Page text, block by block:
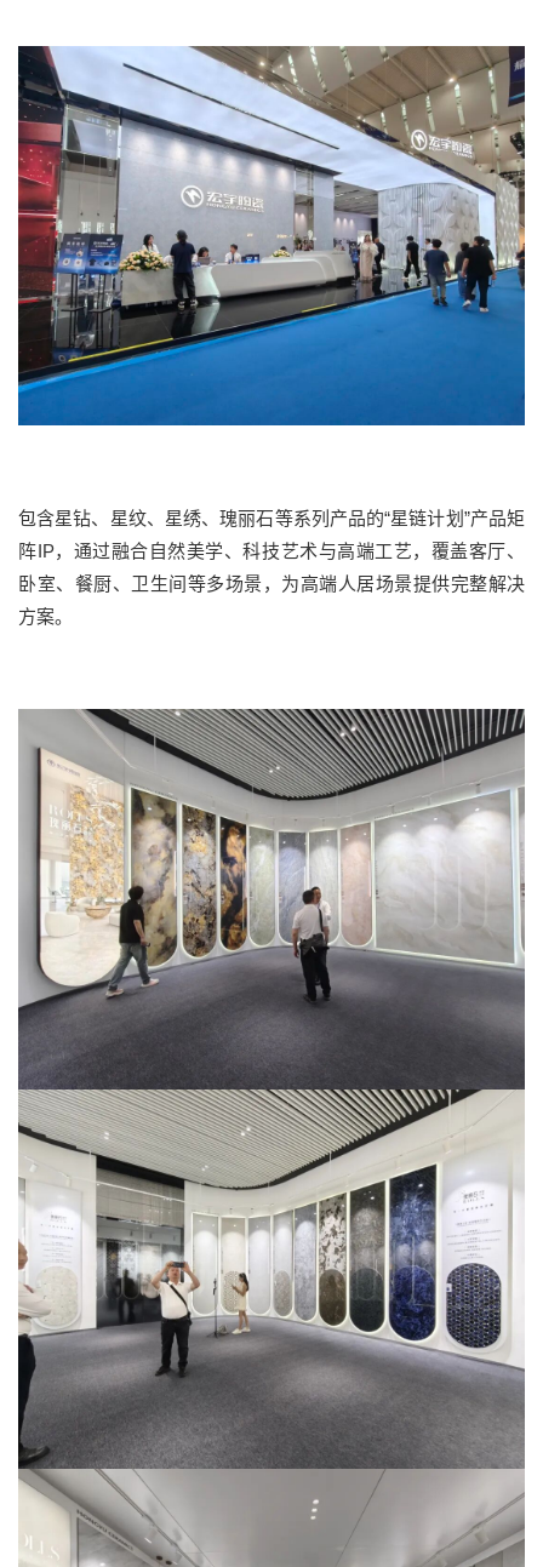
包含星钻、星纹、星绣、瑰丽石等系列产品的“星链计划”产品矩
阵IP，通过融合自然美学、科技艺术与高端工艺，覆盖客厅、
卧室、餐厨、卫生间等多场景，为高端人居场景提供完整解决
方案。